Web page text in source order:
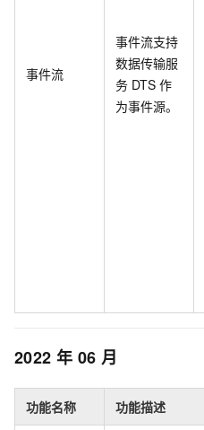
事件流
事件流支持
数据传输服
务 DTS 作
为事件源。
2022 年 06 月
功能名称 功能描述